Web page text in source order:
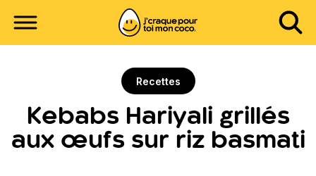
Recettes
Kebabs Hariyali grillés
aux œufs sur riz basmati